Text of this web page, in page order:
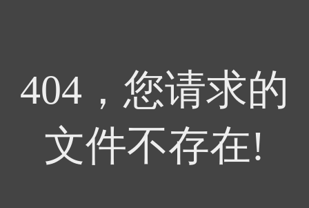
404，您请求的
文件不存在!